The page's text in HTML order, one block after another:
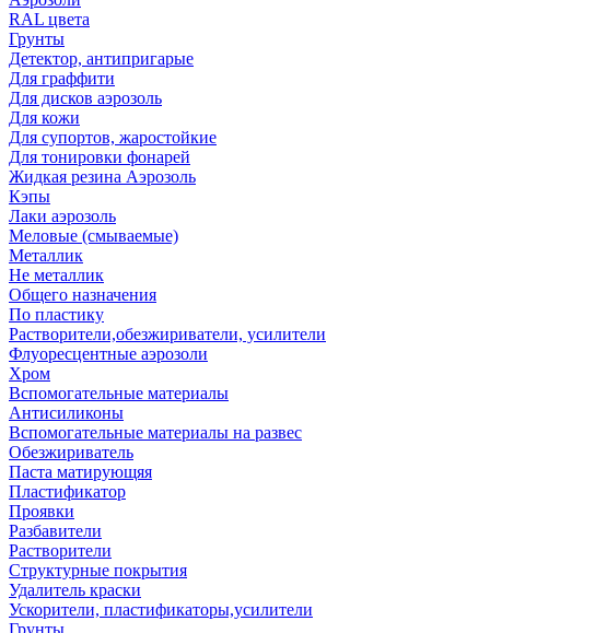
RAL цвета
Грунты
Детектор, антипригарые
Для граффити
Для дисков аэрозоль
Для кожи
Для супортов, жаростойкие
Для тонировки фонарей
Жидкая резина Аэрозоль
Кэпы
Лаки аэрозоль
Меловые (смываемые)
Металлик
Не металлик
Общего назначения
По пластику
Растворители,обезжириватели, усилители
Флуоресцентные аэрозоли
Хром
Вспомогательные материалы
Антисиликоны
Вспомогательные материалы на развес
Обезжириватель
Паста матирующяя
Пластификатор
Проявки
Разбавители
Растворители
Структурные покрытия
Удалитель краски
Ускорители, пластификаторы,усилители
Грунты